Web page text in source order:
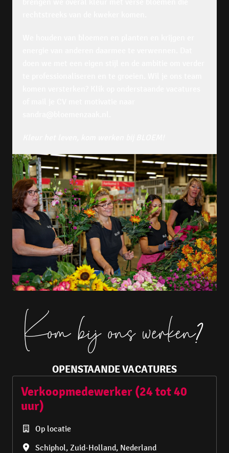
Kom bij ons werken?
OPENSTAANDE VACATURES
Verkoopmedewerker (24 tot 40
uur)
Op locatie
Schiphol, Zuid-Holland, Nederland